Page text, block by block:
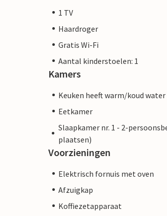
1 TV
Haardroger
Gratis Wi-Fi
Aantal kinderstoelen: 1
Kamers
Keuken heeft warm/koud water
Eetkamer
Slaapkamer nr. 1 - 2-
plaatsen)
Voorzieningen
Elektrisch fornuis met oven
Afzuigkap
Koffiezetapparaat